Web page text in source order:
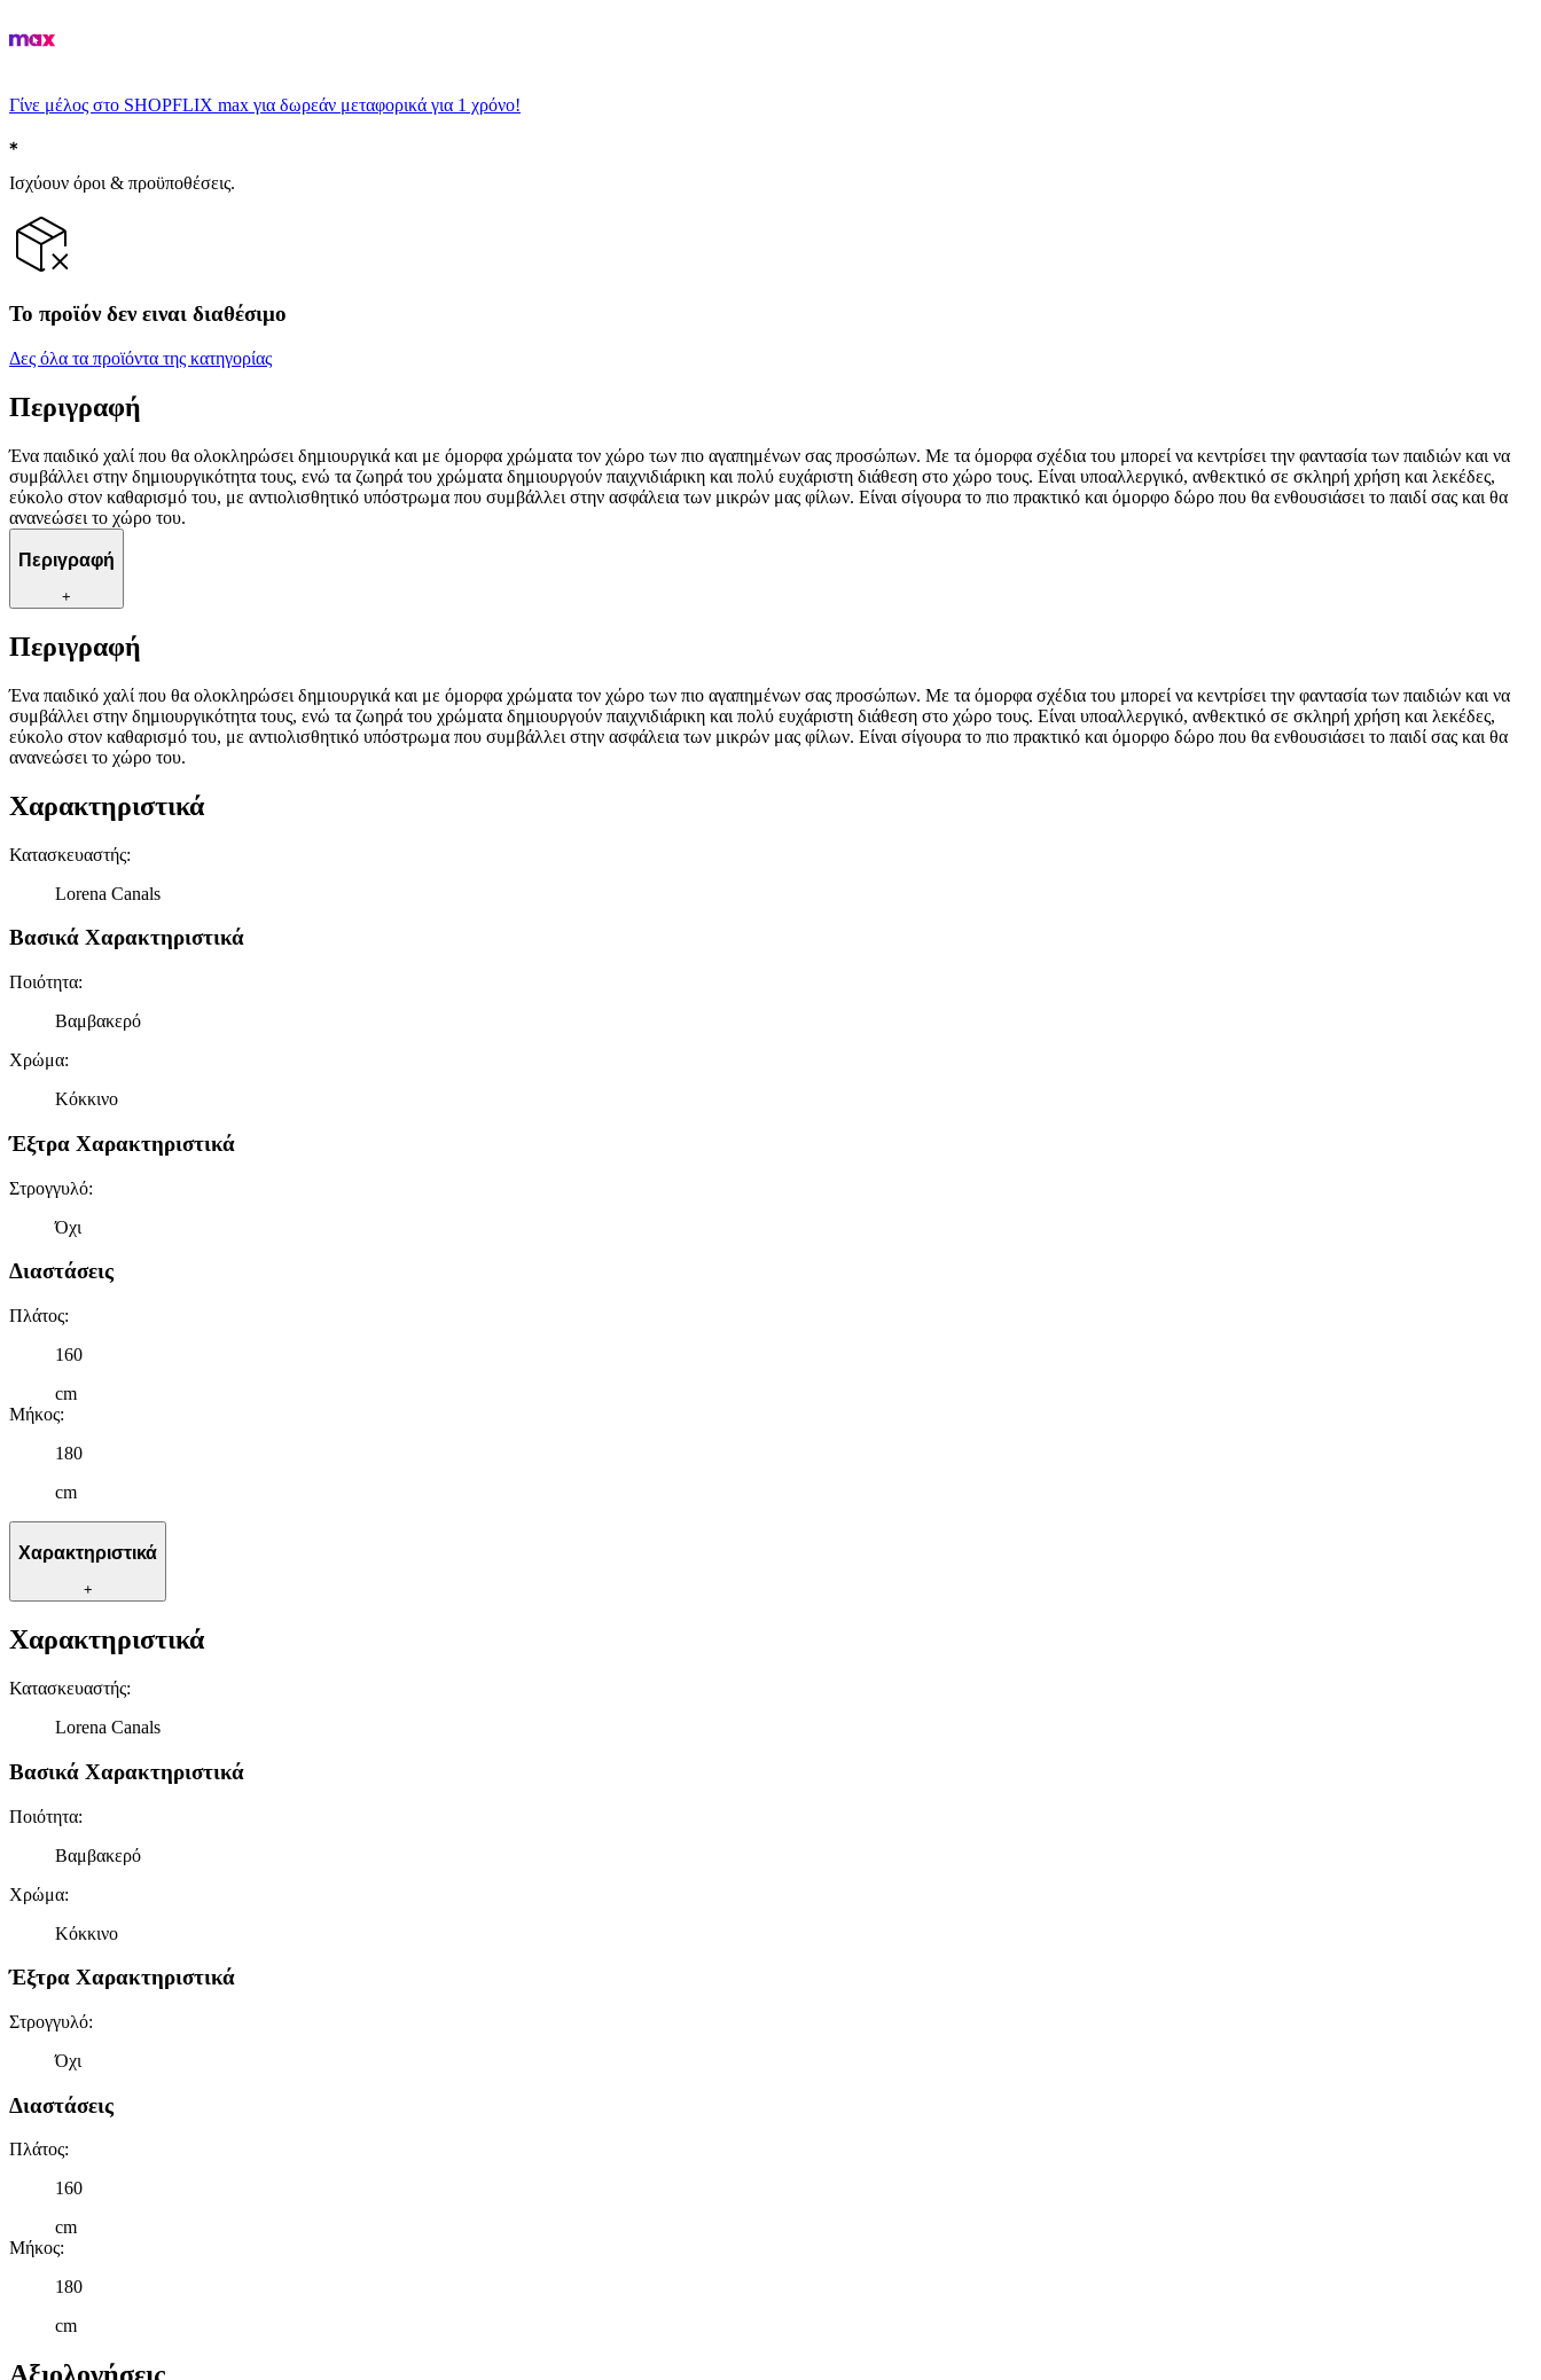
Γίνε μέλος στο SHOPFLIX max για δωρεάν μεταφορικά για 1 χρόνο!
Ισχύουν όροι & προϋποθέσεις.
Το προϊόν δεν ειναι διαθέσιμο
Δες όλα τα προϊόντα της κατηγορίας
Περιγραφή
Ένα παιδικό χαλί που θα ολοκληρώσει δημιουργικά και με όμορφα χρώματα τον χώρο των πιο αγαπημένων σας προσώπων. Με τα όμορφα σχέδια του μπορεί να κεντρίσει την φαντασία των παιδιών και να
συμβάλλει στην δημιουργικότητα τους, ενώ τα ζωηρά του χρώματα δημιουργούν παιχνιδιάρικη και πολύ ευχάριστη διάθεση στο χώρο τους. Είναι υποαλλεργικό, ανθεκτικό σε σκληρή χρήση και λεκέδες,
εύκολο στον καθαρισμό του, με αντιολισθητικό υπόστρωμα που συμβάλλει στην ασφάλεια των μικρών μας φίλων. Είναι σίγουρα το πιο πρακτικό και όμορφο δώρο που θα ενθουσιάσει το παιδί σας και θα
ανανεώσει το χώρο του.
Περιγραφή
+
Περιγραφή
Ένα παιδικό χαλί που θα ολοκληρώσει δημιουργικά και με όμορφα χρώματα τον χώρο των πιο αγαπημένων σας προσώπων. Με τα όμορφα σχέδια του μπορεί να κεντρίσει την φαντασία των παιδιών και να
συμβάλλει στην δημιουργικότητα τους, ενώ τα ζωηρά του χρώματα δημιουργούν παιχνιδιάρικη και πολύ ευχάριστη διάθεση στο χώρο τους. Είναι υποαλλεργικό, ανθεκτικό σε σκληρή χρήση και λεκέδες,
εύκολο στον καθαρισμό του, με αντιολισθητικό υπόστρωμα που συμβάλλει στην ασφάλεια των μικρών μας φίλων. Είναι σίγουρα το πιο πρακτικό και όμορφο δώρο που θα ενθουσιάσει το παιδί σας και θα
ανανεώσει το χώρο του.
Χαρακτηριστικά
Κατασκευαστής:
Lorena Canals
Βασικά Χαρακτηριστικά
Ποιότητα:
Βαμβακερό
Χρώμα:
Κόκκινο
Έξτρα Χαρακτηριστικά
Στρογγυλό:
Όχι
Διαστάσεις
Πλάτος:
160
cm
Μήκος:
180
cm
Χαρακτηριστικά
+
Χαρακτηριστικά
Κατασκευαστής:
Lorena Canals
Βασικά Χαρακτηριστικά
Ποιότητα:
Βαμβακερό
Χρώμα:
Κόκκινο
Έξτρα Χαρακτηριστικά
Στρογγυλό:
Όχι
Διαστάσεις
Πλάτος:
160
cm
Μήκος:
180
cm